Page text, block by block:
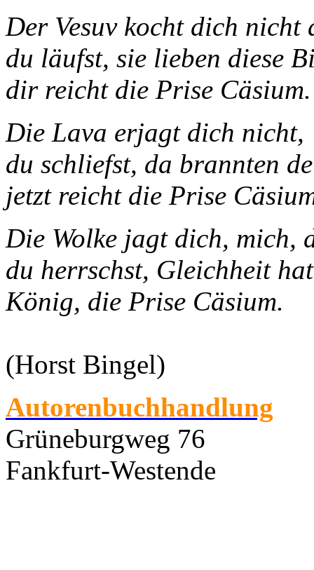
Der Vesuv kocht
du läufst, sie lieben diese
dir reicht die Prise Cäsium.
Die Lava erjagt dich nicht,
du schliefst, da brannten
jetzt reicht die Prise
Die Wolke jagt dich, mich,
du herrschst, Gleichheit
König, die Prise Cäsium.
(Horst Bingel)
Autorenbuchhandlung
Grüneburgweg 76
Fankfurt-Westende